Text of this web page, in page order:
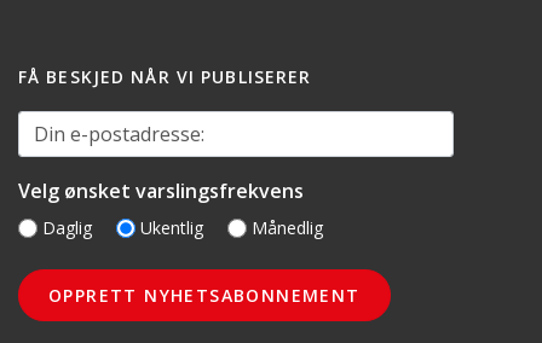
FÅ BESKJED NÅR VI PUBLISERER
Din e-postadresse:
Velg ønsket varslingsfrekvens
Daglig Ukentlig Månedlig